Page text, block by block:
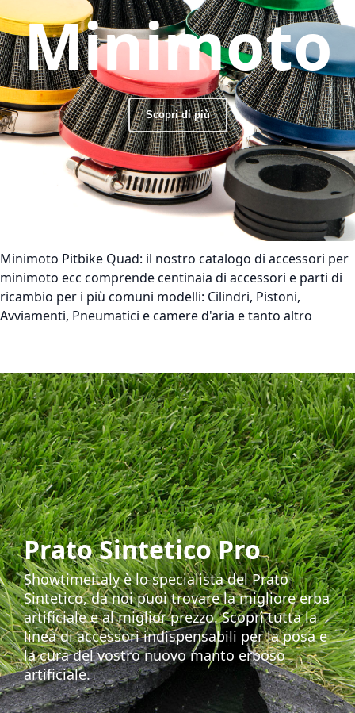
Minimoto
Scopri di più
Minimoto Pitbike Quad: il nostro catalogo di accessori per
minimoto ecc comprende centinaia di accessori e parti di
ricambio per i più comuni modelli: Cilindri, Pistoni,
Avviamenti, Pneumatici e camere d'aria e tanto altro
Prato Sintetico Pro
Showtimeitaly è lo specialista del Prato
Sintetico, da noi puoi trovare la migliore erba
artificiale e al miglior prezzo. Scopri tutta la
linea di accessori indispensabili per la posa e
la cura del vostro nuovo manto erboso
artificiale.